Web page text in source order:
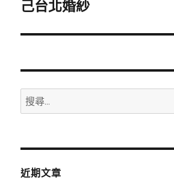
一
文
己台北婚紗
搜
尋
鍵
近期文章